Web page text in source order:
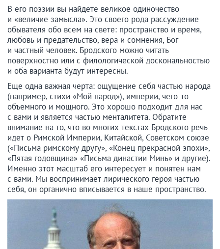
В его поэзии вы найдете великое одиночество
и «величие замысла». Это своего рода рассуждение
обывателя обо всем на свете: пространство и время,
любовь и предательство, вера и сомнения, Бог
и частный человек. Бродского можно читать
поверхностно или с филологической доскональностью
и оба варианта будут интересны.
Еще одна важная черта: ощущение себя частью народа
(например, стихи «Мой народ»), империи, чего-то
объемного и мощного. Это хорошо подходит для нас
с вами и является частью менталитета. Обратите
внимание на то, что во многих текстах Бродского речь
идет о Римской Империи, Китайской, Советском союзе
(«Письма римскому другу», «Конец прекрасной эпохи»,
«Пятая годовщина» «Письма династии Минь» и другие).
Именно этот масштаб его интересует и понятен нам
с вами. Мы воспринимает лирического героя частью
себя, он органично вписывается в наше пространство.